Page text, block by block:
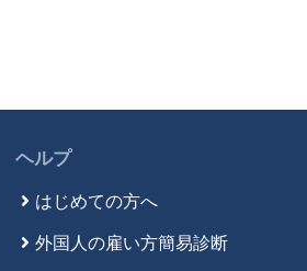
ヘルプ
はじめての方へ
外国人の雇い方簡易診断